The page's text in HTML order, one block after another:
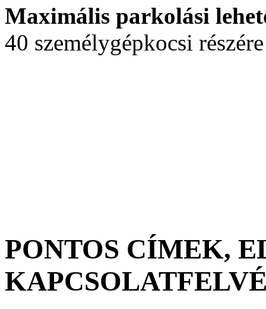
Maximális parkolási
40 személygépkocsi részére
PONTOS CÍMEK,